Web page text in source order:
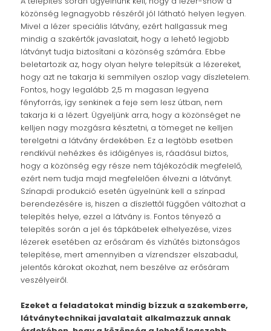
közönség legnagyobb részéről jól látható helyen legyen.
Mivel a lézer speciális látvány, ezért hallgassuk meg
mindig a szakértők javaslatait, hogy a lehető legjobb
látványt tudja biztosítani a közönség számára. Ebbe
beletartozik az, hogy olyan helyre telepítsük a lézereket,
hogy azt ne takarja ki semmilyen oszlop vagy díszletelem.
Fontos, hogy legalább 2,5 m magasan legyena
fényforrás, így senkinek a feje sem lesz útban, nem
takarja ki a lézert. Ügyeljünk arra, hogy a közönséget ne
kelljen nagy mozgásra késztetni, a tömeget ne kelljen
terelgetni a látvány érdekében. Ez a legtöbb esetben
rendkívül nehézkes és időigényes is, ráadásul biztos,
hogy a közönség egy része nem tájékozódik megfelelő,
ezért nem tudja majd megfelelően élvezni a látványt.
Színapdi produkció esetén ügyelnünk kell a színpad
berendezésére is, hiszen a díszlettől függően változhat a
telepítés helye, ezzel a látvány is. Fontos tényező a
telepítés során a jel és tápkábelek elhelyezése, vizes
lézerek esetében az erősáram és vízhűtés biztonságos
telepítése, mert amennyiben a vízrendszer elszabadul,
jelentős károkat okozhat, nem beszélve az erősáram
veszélyeiről.
Ezeket a feladatokat mindig bízzuk a szakemberre,
látványtechnikai javalatait alkalmazzuk annak